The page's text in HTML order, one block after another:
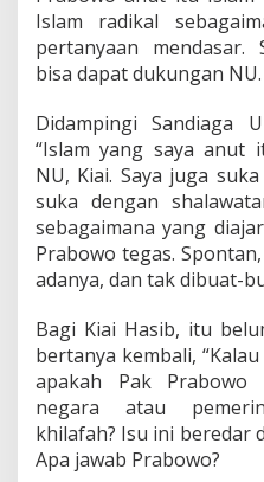
Islam radikal
pertanyaan mendasar.
bisa dapat dukungan NU.
Didampingi Sandiaga
“Islam yang saya anut
NU, Kiai. Saya juga
suka dengan
sebagaimana yang
Prabowo tegas.
adanya, dan tak dibuat-
Bagi Kiai Hasib, itu
bertanya kembali,
apakah Pak Prabowo
negara atau
khilafah? Isu ini beredar
Apa jawab Prabowo?